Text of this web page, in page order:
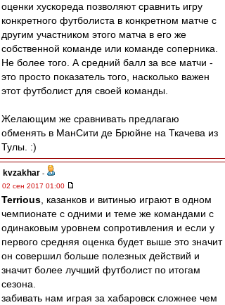
оценки хускореда позволяют сравнить игру
конкретного футболиста в конкретном матче с
другим участником этого матча в его же
собственной команде или команде соперника.
Не более того. А средний балл за все матчи -
это просто показатель того, насколько важен
этот футболист для своей команды.
Желающим же сравнивать предлагаю
обменять в МанСити де Брюйне на Ткачева из
Тулы. :)
kvzakhar -
02 сен 2017 01:00
Terrious , казанков и витинью играют в одном
чемпионате с одними и теме же командами с
одинаковым уровнем сопротивления и если у
первого средняя оценка будет выше это значит
он совершил больше полезных действий и
значит более лучший футболист по итогам
сезона.
забивать нам играя за хабаровск сложнее чем